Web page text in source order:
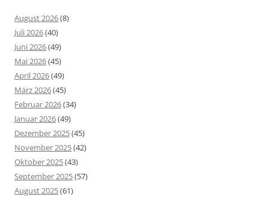
August 2026(8)
Juli 2026(40)
Juni 2026(49)
Mai 2026(45)
April 2026(49)
März 2026(45)
Februar 2026(34)
Januar 2026(49)
Dezember 2025(45)
November 2025(42)
Oktober 2025(43)
September 2025(57)
August 2025(61)